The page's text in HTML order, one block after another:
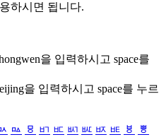
하시면 됩니다.
을 입력하시고 space를
을 입력하시고 space를 누르
ㅰ ㅱ ㅲ ㅳ ㅴ ㅵ ㅶ ㅷ ㅸ
ㅹ